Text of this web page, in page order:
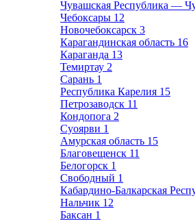
Чувашская Республика —
Чебоксары 12
Новочебоксарск 3
Карагандинская область 16
Караганда 13
Темиртау 2
Сарань 1
Республика Карелия 15
Петрозаводск 11
Кондопога 2
Суоярви 1
Амурская область 15
Благовещенск 11
Белогорск 1
Свободный 1
Кабардино-Балкарская
Нальчик 12
Баксан 1